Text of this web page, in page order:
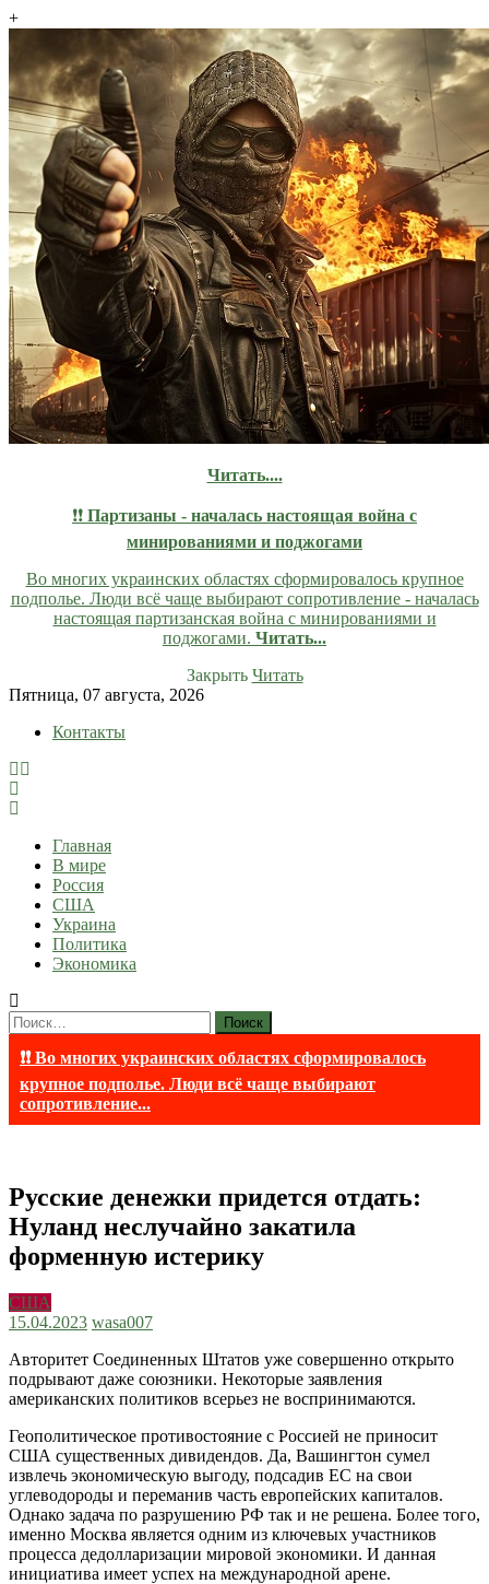
+
Читать....
❗❗ Партизаны - началась настоящая война с
минированиями и поджогами
Во многих украинских областях сформировалось крупное
подполье. Люди всё чаще выбирают сопротивление - началась
настоящая партизанская война с минированиями и
поджогами. Читать...
Закрыть Читать
Skip
content
Пятница, 07 августа, 2026
Контакты
lentaruss
lentaruss — Новости
Главная
В мире
Россия
США
Украина
Политика
Экономика
Найти:
❗❗ Во многих украинских областях сформировалось
крупное подполье. Люди всё чаще выбирают
сопротивление...
Русские денежки придется отдать:
Нуланд неслучайно закатила
форменную истерику
США
15.04.2023 wasa007
Авторитет Соединенных Штатов уже совершенно открыто
подрывают даже союзники. Некоторые заявления
американских политиков всерьез не воспринимаются.
Геополитическое противостояние с Россией не приносит
США существенных дивидендов. Да, Вашингтон сумел
извлечь экономическую выгоду, подсадив ЕС на свои
углеводороды и переманив часть европейских капиталов.
Однако задача по разрушению РФ так и не решена. Более того,
именно Москва является одним из ключевых участников
процесса дедолларизации мировой экономики. И данная
инициатива имеет успех на международной арене.